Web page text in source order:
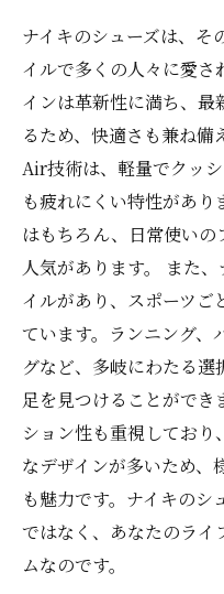
ナイキのシューズは、そ
イルで多くの人々に愛さ
インは革新性に満ち、最
るため、快適さも兼ね
Air技術は、軽量でクッ
も疲れにくい特性があり
はもちろん、日常使いの
人気があります。 また
イルがあり、スポーツご
ています。ランニング、
グなど、多岐にわたる
足を見つけることができ
ション性も重視しており
なデザインが多いため、
も魅力です。ナイキのシ
ではなく、あなたのライ
ムなのです。